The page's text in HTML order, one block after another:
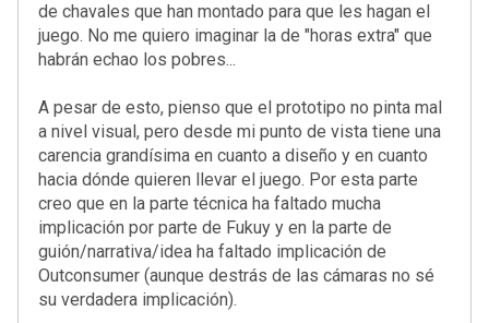
de chavales que han montado para que les hagan el
juego. No me quiero imaginar la de "horas extra" que
habrán echao los pobres...
A pesar de esto, pienso que el prototipo no pinta mal
a nivel visual, pero desde mi punto de vista tiene una
carencia grandísima en cuanto a diseño y en cuanto
hacia dónde quieren llevar el juego. Por esta parte
creo que en la parte técnica ha faltado mucha
implicación por parte de Fukuy y en la parte de
guión/narrativa/idea ha faltado implicación de
Outconsumer (aunque destrás de las cámaras no sé
su verdadera implicación).